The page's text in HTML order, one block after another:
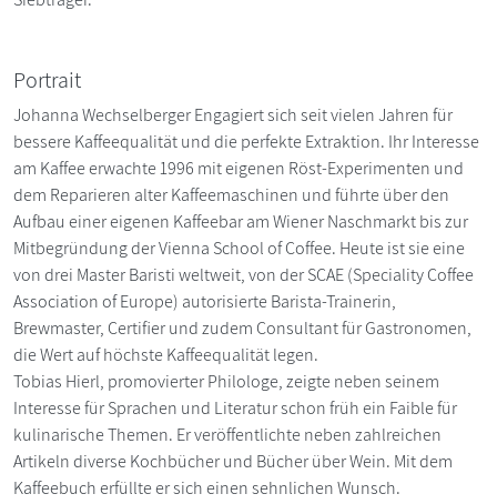
Portrait
Johanna Wechselberger Engagiert sich seit vielen Jahren für
bessere Kaffeequalität und die perfekte Extraktion. Ihr Interesse
am Kaffee erwachte 1996 mit eigenen Röst-Experimenten und
dem Reparieren alter Kaffeemaschinen und führte über den
Aufbau einer eigenen Kaffeebar am Wiener Naschmarkt bis zur
Mitbegründung der Vienna School of Coffee. Heute ist sie eine
von drei Master Baristi weltweit, von der SCAE (Speciality Coffee
Association of Europe) autorisierte Barista-Trainerin,
Brewmaster, Certifier und zudem Consultant für Gastronomen,
die Wert auf höchste Kaffeequalität legen.
Tobias Hierl, promovierter Philologe, zeigte neben seinem
Interesse für Sprachen und Literatur schon früh ein Faible für
kulinarische Themen. Er veröffentlichte neben zahlreichen
Artikeln diverse Kochbücher und Bücher über Wein. Mit dem
Kaffeebuch erfüllte er sich einen sehnlichen Wunsch.